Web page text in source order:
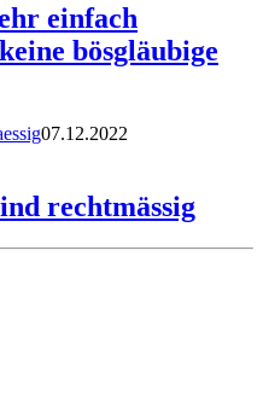
einfach
bösgläubige
07.12.2022
rechtmässig